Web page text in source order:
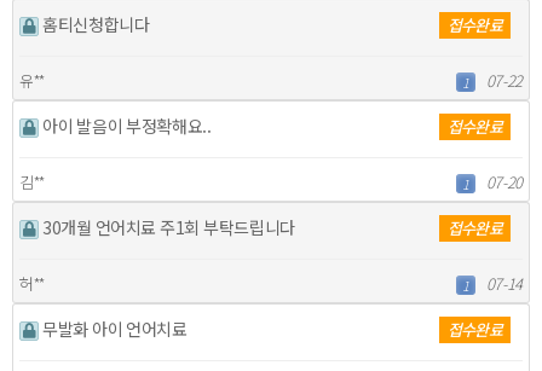
홈티신청합니다 접수완료
유** 1 07-22
아이 발음이 부정확해요.. 접수완료
김** 1 07-20
30개월 언어치료 주1회 부탁드립니다 접수완료
허** 1 07-14
무발화 아이 언어치료 접수완료